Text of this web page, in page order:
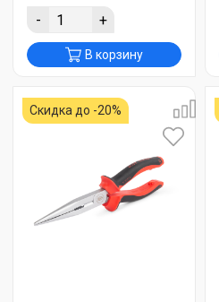
- +
В корзину
Скидка до -20%